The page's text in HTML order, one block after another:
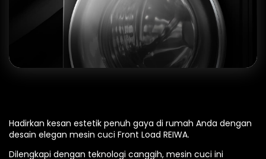
Hadirkan kesan estetik penuh gaya di rumah Anda dengan
desain elegan mesin cuci Front Load REIWA.
Dilengkapi dengan teknologi canggih, mesin cuci ini